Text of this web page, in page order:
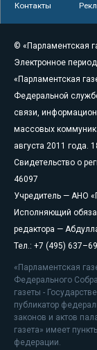
Контакты
© «Парламентская
Электронное
«Парламентская
Федеральной
связи,
массовых
августа 2011 года.
Свидетельство о
46097
Учредитель — АНО
Исполняющий
редактора —
Тел.: +7 (495)
«Парламентская
Федерального
газеты -
публикатор
законов и актов
газета» имеет
федерации.